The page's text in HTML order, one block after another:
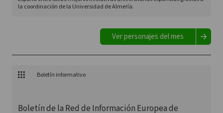
la coordinación de la Universidad de Almería.
Ver personajes del mes
Boletín informativo
Boletín de la Red de Información Europea de